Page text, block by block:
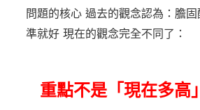
問題的核心 過去的觀念認為：膽
準就好 現在的觀念完全不同了：
重點不是「現在多高